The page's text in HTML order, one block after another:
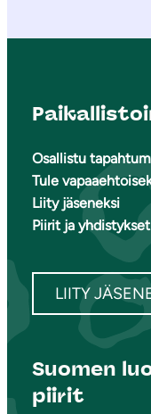
Osallistu
Tule
Liity jäseneksi
Piirit ja yhdistykset
LIITY
Suomen
piirit